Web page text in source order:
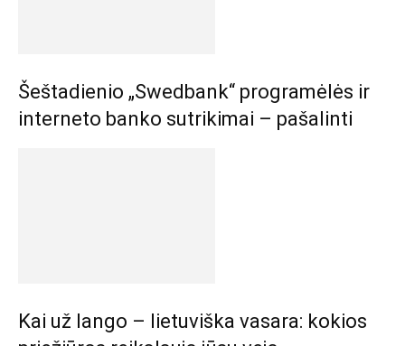
Šeštadienio „Swedbank“ programėlės ir
interneto banko sutrikimai – pašalinti
Kai už lango – lietuviška vasara: kokios